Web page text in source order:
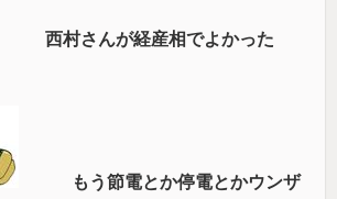
西村さんが経産相でよかった
もう節電とか停電とかウンザ